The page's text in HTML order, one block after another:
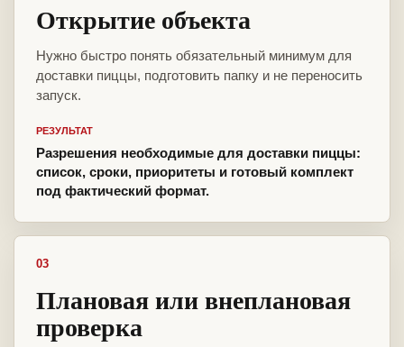
Открытие объекта
Нужно быстро понять обязательный минимум для
доставки пиццы, подготовить папку и не переносить
запуск.
РЕЗУЛЬТАТ
Разрешения необходимые для доставки пиццы:
список, сроки, приоритеты и готовый комплект
под фактический формат.
03
Плановая или внеплановая
проверка